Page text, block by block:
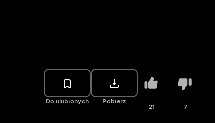
Do ulubionych Pobierz
21 7